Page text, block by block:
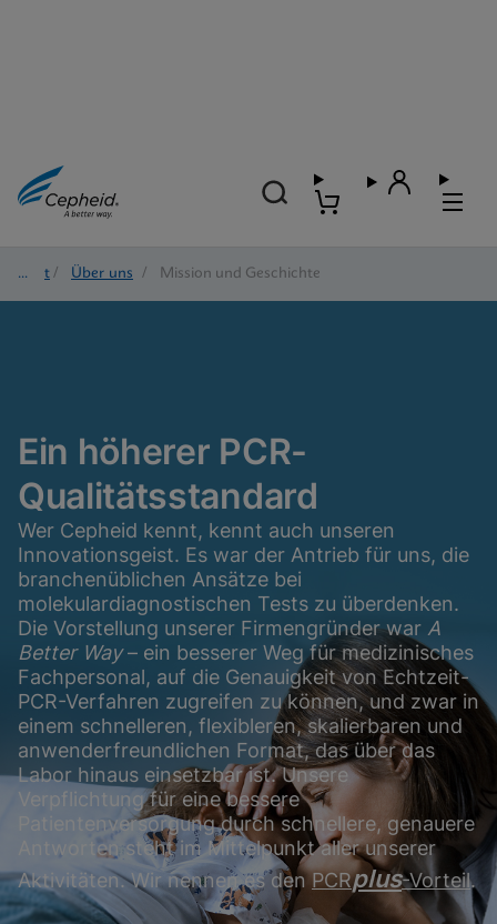
Start / Über uns / Mission und Geschichte
Ein höherer PCR-
Qualitätsstandard
Wer Cepheid kennt, kennt auch unseren
Innovationsgeist. Es war der Antrieb für uns, die
branchenüblichen Ansätze bei
molekulardiagnostischen Tests zu überdenken.
Die Vorstellung unserer Firmengründer war A
Better Way– ein besserer Weg für medizinisches
Fachpersonal, auf die Genauigkeit von Echtzeit-
PCR-Verfahren zugreifen zu können, und zwar in
einem schnelleren, flexibleren, skalierbaren und
anwenderfreundlichen Format, das über das
Labor hinaus einsetzbar ist. Unsere
Verpflichtung für eine bessere
Patientenversorgung durch schnellere, genauere
Antworten steht im Mittelpunkt aller unserer
Aktivitäten. Wir nennen es denPCRplus-Vorteil.